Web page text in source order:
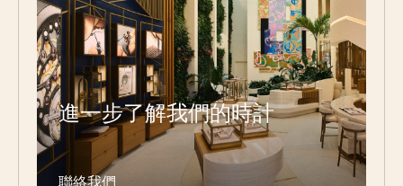
進一步了解我們的時計
聯絡我們